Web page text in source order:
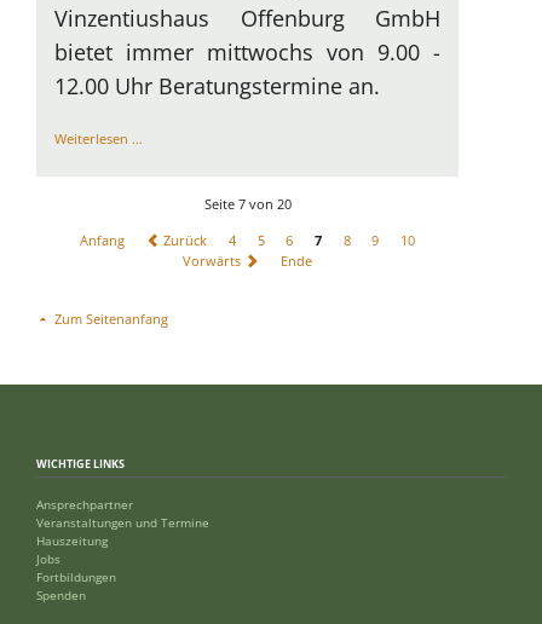
Vinzentiushaus Offenburg GmbH
bietet immer mittwochs von 9.00 -
12.00 Uhr Beratungstermine an.
Weiterlesen …Startschuss
Seite 7 von 20
Anfang Zurück 4 5 6 7 8 9
10
Vorwärts
Ende
Zum Seitenanfang
WICHTIGE LINKS
Ansprechpartner
Veranstaltungen und Termine
Hauszeitung
Jobs
Fortbildungen
Spenden